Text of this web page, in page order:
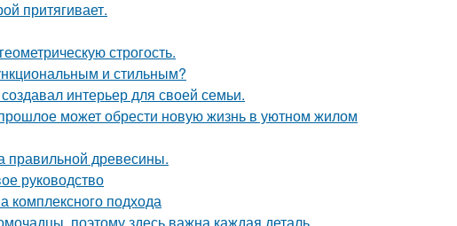
притягивает.
строгость.
и стильным?
интерьер для своей семьи.
может обрести новую жизнь в уютном жилом
правильной древесины.
руководство
комплексного подхода